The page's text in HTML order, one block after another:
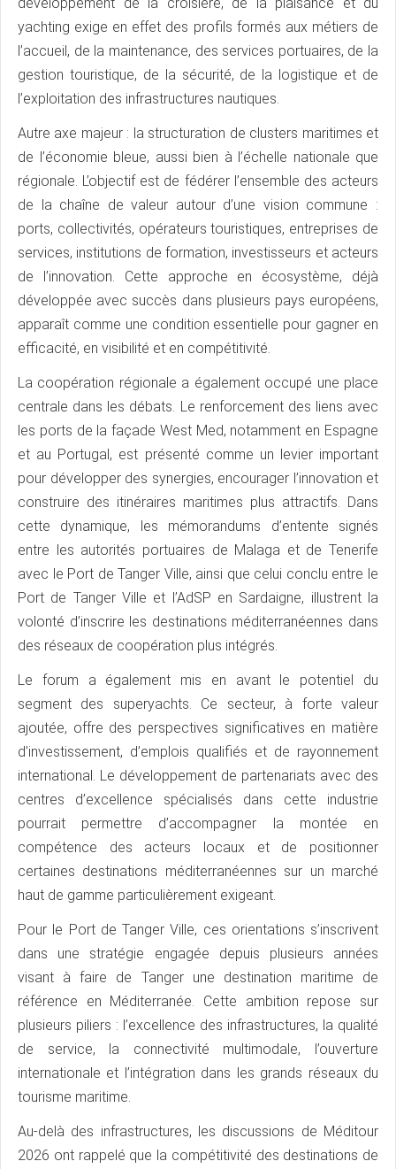
yachting exige en effet des profils formés aux métiers de
l’accueil, de la maintenance, des services portuaires, de la
gestion touristique, de la sécurité, de la logistique et de
l’exploitation des infrastructures nautiques.
Autre axe majeur : la structuration de clusters maritimes et
de l’économie bleue, aussi bien à l’échelle nationale que
régionale. L’objectif est de fédérer l’ensemble des acteurs
de la chaîne de valeur autour d’une vision commune :
ports, collectivités, opérateurs touristiques, entreprises de
services, institutions de formation, investisseurs et acteurs
de l’innovation. Cette approche en écosystème, déjà
développée avec succès dans plusieurs pays européens,
apparaît comme une condition essentielle pour gagner en
efficacité, en visibilité et en compétitivité.
La coopération régionale a également occupé une place
centrale dans les débats. Le renforcement des liens avec
les ports de la façade West Med, notamment en Espagne
et au Portugal, est présenté comme un levier important
pour développer des synergies, encourager l’innovation et
construire des itinéraires maritimes plus attractifs. Dans
cette dynamique, les mémorandums d’entente signés
entre les autorités portuaires de Malaga et de Tenerife
avec le Port de Tanger Ville, ainsi que celui conclu entre le
Port de Tanger Ville et l’AdSP en Sardaigne, illustrent la
volonté d’inscrire les destinations méditerranéennes dans
des réseaux de coopération plus intégrés.
Le forum a également mis en avant le potentiel du
segment des superyachts. Ce secteur, à forte valeur
ajoutée, offre des perspectives significatives en matière
d’investissement, d’emplois qualifiés et de rayonnement
international. Le développement de partenariats avec des
centres d’excellence spécialisés dans cette industrie
pourrait permettre d’accompagner la montée en
compétence des acteurs locaux et de positionner
certaines destinations méditerranéennes sur un marché
haut de gamme particulièrement exigeant.
Pour le Port de Tanger Ville, ces orientations s’inscrivent
dans une stratégie engagée depuis plusieurs années
visant à faire de Tanger une destination maritime de
référence en Méditerranée. Cette ambition repose sur
plusieurs piliers : l’excellence des infrastructures, la qualité
de service, la connectivité multimodale, l’ouverture
internationale et l’intégration dans les grands réseaux du
tourisme maritime.
Au-delà des infrastructures, les discussions de Méditour
2026 ont rappelé que la compétitivité des destinations de